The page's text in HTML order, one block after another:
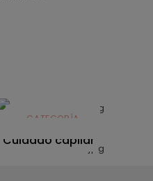
CATEGORÍA
Solares
Cuidado capilar